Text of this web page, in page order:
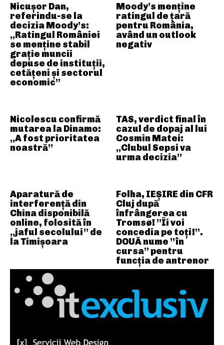
Nicușor Dan,
referindu-se la
decizia Moody’s:
„Ratingul României
se menține stabil
grație muncii
depuse de instituții,
cetățeni și sectorul
economic”
Moody’s menține
ratingul de țară
pentru România,
având un outlook
negativ
Nicolescu confirmă
mutarea la Dinamo:
„A fost prioritatea
noastră”
TAS, verdict final în
cazul de dopaj al lui
Cosmin Matei:
„Clubul Sepsi va
urma decizia”
Aparatură de
interferență din
China disponibilă
online, folosită în
„jaful secolului” de
la Timișoara
Folha, IEȘIRE din CFR
Cluj după
înfrângerea cu
Tromsø! ”Îi voi
concedia pe toți!”.
DOUĂ nume ”în
cursa” pentru
funcția de antrenor